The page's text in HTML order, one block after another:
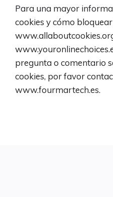
Para una mayor
cookies y cómo
pregunta o comentario
cookies, por favor
www.fourmartech.es.